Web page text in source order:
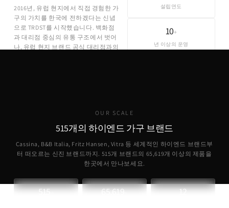
2016년, 유럽 현지에서 직접 경험한 가
구의 가치를 한국에 전하겠다는 신념
으로 TRDST를 시작했습니다. 백화점
과 대리점 중심의 유통 구조에서 벗어
나, 유럽 현지 브랜드 공식 대리점과의
설립연도
10+
년 이상의 운영
OUR SCALE
515개의 하이엔드 가구 브랜드
Cassina, B&B Italia, Fritz Hansen, Vitra 등 세계적인 하이엔드 브랜드부
터 떠오르는 신진 브랜드까지. 515개 브랜드의 65,619개 이상의 제품을
한곳에서 만나보세요.
515+ 65,619+ 12